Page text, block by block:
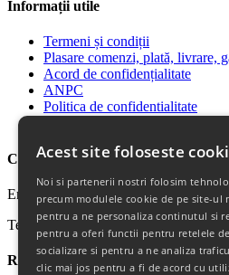
Informații utile
Termeni și condiții
Plasare comenzi, plată, livrare,
Acord de confidențialitate
ANPC
Politica de confidentialitate
Contact
Email: office@ricomed.ro
Tel: 0314 380 151
Retur produse
Acest site foloseste
Noi si partenerii nostri folosim
precum modulele cookie de pe site-ul
pentru a ne personaliza continutul si
pentru a oferi functii pentru retelele de
socializare si pentru a ne analiza
clic mai jos pentru a fi de acord cu